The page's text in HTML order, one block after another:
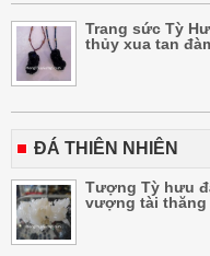
Trang sức Tỳ
thủy xua tan
ĐÁ THIÊN NHIÊN
Tượng Tỳ hưu
vượng tài thăng